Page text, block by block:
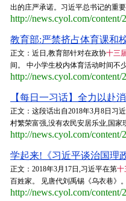
出的庄严承诺。习近平总书记的重
http://news.cyol.com/content/
教育部:严禁挤占体育课和
正文：近日,教育部针对在政协十三
间。 中小学生校内体育活动时间不
http://news.cyol.com/content/
【每日一习话】全力以赴
正文：这段话出自2018年3月8日习
村繁荣富强,没有农民安居乐业,国家
http://news.cyol.com/content/
学起来!《习近平谈治国理
正文：2018年3月17日,习近平在第十
百姓家。 见唐代刘禹锡《乌衣巷》
http://news.cyol.com/content/